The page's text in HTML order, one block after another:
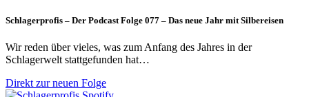
Schlagerprofis – Der Podcast Folge 077 – Das neue Jahr mit Silbereisen
Wir reden über vieles, was zum Anfang des Jahres in der
Schlagerwelt stattgefunden hat…
Direkt zur neuen Folge